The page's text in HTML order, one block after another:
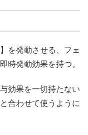
を発動させる、フェ
時発動効果を持つ。
効果を一切持たない
合わせて使うように